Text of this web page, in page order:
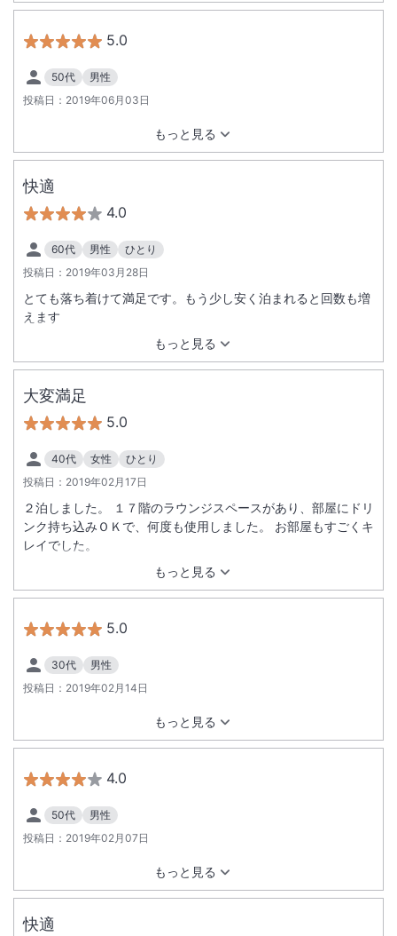
5.0
50代
男性
投稿日： 2019年06月03日
もっと見る
快適
4.0
60代 男性
ひとり
投稿日： 2019年03月28日
もっと見る
とても落ち着けて満足です。もう少し安く泊まれると回数も増
えます
大変満足
5.0
40代 女性
ひとり
投稿日： 2019年02月17日
もっと見る
２泊しました。 １７階のラウンジスペースがあり、部屋にドリ
ンク持ち込みＯＫで、何度も使用しました。 お部屋もすごくキ
レイでした。
5.0
30代
男性
投稿日： 2019年02月14日
もっと見る
4.0
50代
男性
投稿日： 2019年02月07日
もっと見る
快適